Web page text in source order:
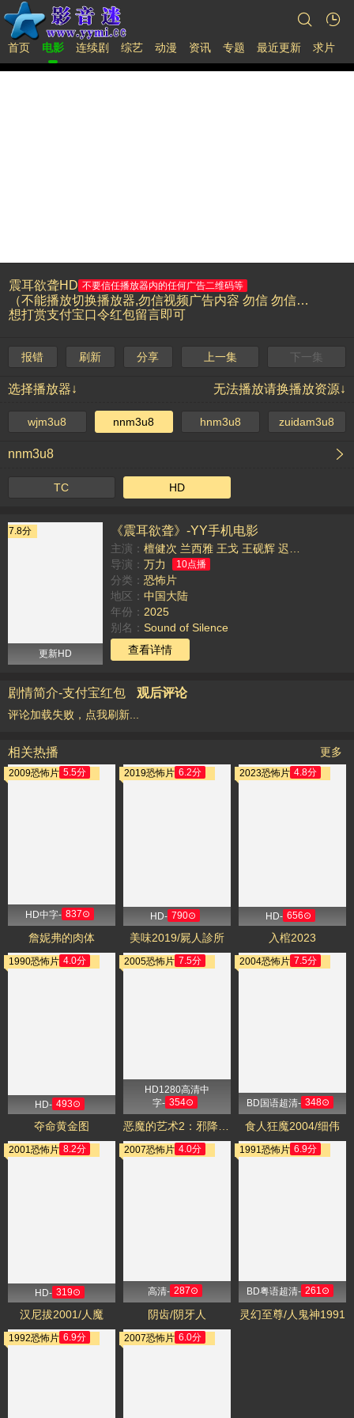
首页 电影 连续剧 综艺 动漫 资讯 专题 最近更新 求片
震耳欲聋HD 不要信任播放器内的任何广告二维码等
（不能播放切换播放器,勿信视频广告内容 勿信 勿信切记！）
想打赏支付宝口令红包留言即可
报错 刷新 分享 上一集 下一集
选择播放器↓ 无法播放请换播放资源↓
wjm3u8 nnm3u8 hnm3u8 zuidam3u8
nnm3u8
TC HD
7.8分
更新HD
《震耳欲聋》-YY手机电影
主演： 檀健次 兰西雅 王戈 王砚辉 迟蓬
导演： 万力 10点播
分类： 恐怖片
地区： 中国大陆
年份： 2025
别名： Sound of Silence
TAG：
查看详情
剧情简介-支付宝红包 观后评论
评论加载失败， 点我刷新
相关热播 更多
2009恐怖片 5.5分
HD中字- 837⊙
詹妮弗的肉体
2019恐怖片 6.2分
HD- 790⊙
美味2019/屍人診所
2023恐怖片 4.8分
HD- 656⊙
入棺2023
1990恐怖片 4.0分
HD- 493⊙
夺命黄金图
2005恐怖片 7.5分
HD1280高清中
字- 354⊙
恶魔的艺术2：邪降2005/Long khong
2004恐怖片 7.5分
BD国语超清- 348⊙
食人狂魔2004/细伟
2001恐怖片 8.2分
HD- 319⊙
汉尼拔2001/人魔
2007恐怖片 4.0分
高清- 287⊙
阴齿/阴牙人
1991恐怖片 6.9分
BD粤语超清- 261⊙
灵幻至尊/人鬼神1991
1992恐怖片 6.9分 2007恐怖片 6.0分